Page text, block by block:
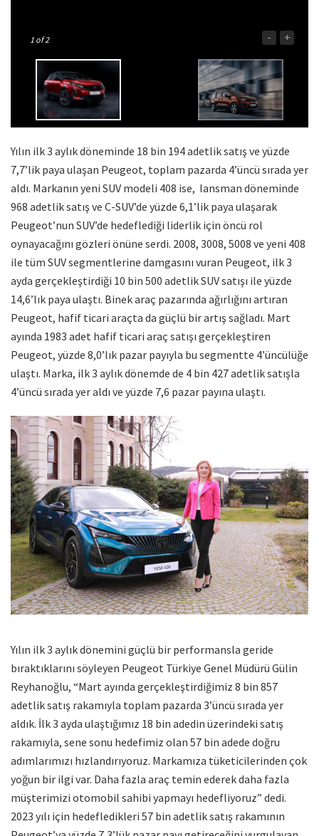
1 of 2 - +
Yılın ilk 3 aylık döneminde 18 bin 194 adetlik satış ve yüzde
7,7’lik paya ulaşan Peugeot, toplam pazarda 4’üncü sırada yer
aldı. Markanın yeni SUV modeli 408 ise, lansman döneminde
968 adetlik satış ve C-SUV’de yüzde 6,1’lik paya ulaşarak
Peugeot’nun SUV’de hedeflediği liderlik için öncü rol
oynayacağını gözleri önüne serdi. 2008, 3008, 5008 ve yeni 408
ile tüm SUV segmentlerine damgasını vuran Peugeot, ilk 3
ayda gerçekleştirdiği 10 bin 500 adetlik SUV satışı ile yüzde
14,6’lık paya ulaştı. Binek araç pazarında ağırlığını artıran
Peugeot, hafif ticari araçta da güçlü bir artış sağladı. Mart
ayında 1983 adet hafif ticari araç satışı gerçekleştiren
Peugeot, yüzde 8,0’lık pazar payıyla bu segmentte 4’üncülüğe
ulaştı. Marka, ilk 3 aylık dönemde de 4 bin 427 adetlik satışla
4’üncü sırada yer aldı ve yüzde 7,6 pazar payına ulaştı.
Yılın ilk 3 aylık dönemini güçlü bir performansla geride
bıraktıklarını söyleyen Peugeot Türkiye Genel Müdürü Gülin
Reyhanoğlu, “Mart ayında gerçekleştirdiğimiz 8 bin 857
adetlik satış rakamıyla toplam pazarda 3’üncü sırada yer
aldık. İlk 3 ayda ulaştığımız 18 bin adedin üzerindeki satış
rakamıyla, sene sonu hedefimiz olan 57 bin adede doğru
adımlarımızı hızlandırıyoruz. Markamıza tüketicilerinden çok
yoğun bir ilgi var. Daha fazla araç temin ederek daha fazla
müşterimizi otomobil sahibi yapmayı hedefliyoruz” dedi.
2023 yılı için hedefledikleri 57 bin adetlik satış rakamının